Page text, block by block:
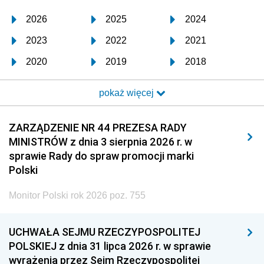
2026 2025 2024
2023 2022 2021
2020 2019 2018
2017 2016 2015
2014 2013 2012
2011 2010 2009
2008 2007 2006
2005
1996 1995 1994
1993 1992 1991
pokaż więcej
ZARZĄDZENIE NR 44 PREZESA RADY
MINISTRÓW z dnia 3 sierpnia 2026 r. w
sprawie Rady do spraw promocji marki
Polski
Monitor Polski rok 2026 poz. 755
UCHWAŁA SEJMU RZECZYPOSPOLITEJ
POLSKIEJ z dnia 31 lipca 2026 r. w sprawie
wyrażenia przez Sejm Rzeczypospolitej